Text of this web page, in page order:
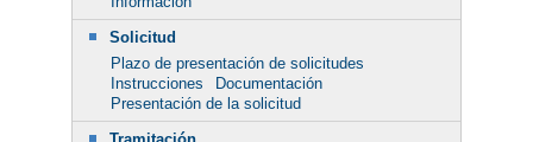
Solicitud
Plazo de presentación de solicitudes
Instrucciones
Documentación
Presentación de la solicitud